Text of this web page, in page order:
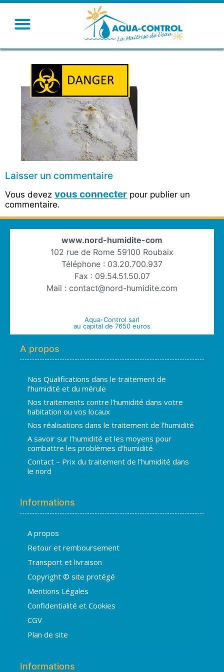
Laisser un commentaire
Vous devez vous connecter pour publier un
commentaire.
www.nord-humidite-com
102 rue de Rome 59100 Roubaix
Téléphone : 03.20.700.937
Fax : 09.54.51.50.07
Mail : contact@nord-humidite.com
Aqua-Control sarl
au capital de 7650 euros
A propos
Nos Qualifications dans le traitement de
l’humidité et du mérule
Nos traitements contre l’humidité dans votre
habitation ou vos locaux
Nos réalisations dans le traitement de l’humidité
A savoir sur l’humidité et les moyens pour
combattre les problèmes d’humidité
Contact – Prix du traitement de l’humidité dans
le nord
Informations
A propos
Retour et remboursement
Transport et livraison
Copyright © site protégé
Mentions Légales
Confidentialité et Cookies
CGV
Plan de site
Informations
En ligne · répond en quelques secondes
H
👋 Bonjour ! Je suis
puis-je vous aider ?
08:41
💬Autre problème